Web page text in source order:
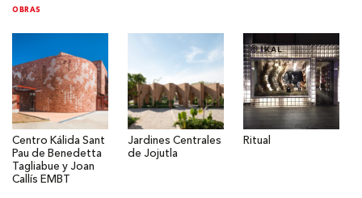
OBRAS
Centro Kálida Sant
Pau de Benedetta
Tagliabue y Joan
Callís EMBT
Jardines Centrales
de Jojutla
Ritual